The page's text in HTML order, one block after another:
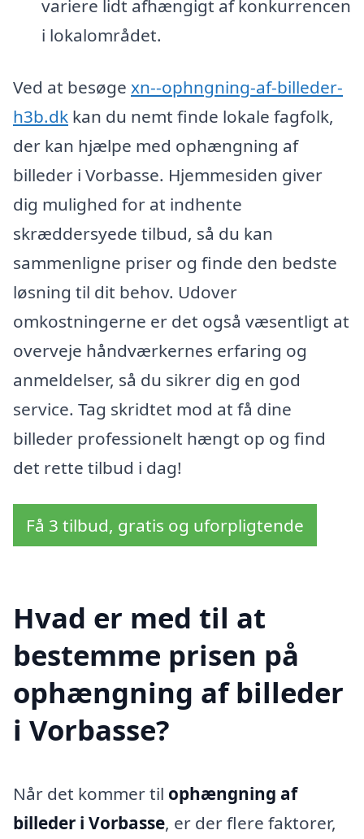
variere lidt afhængigt af konkurrencen
i lokalområdet.
Ved at besøge xn--ophngning-af-billeder-
h3b.dk kan du nemt finde lokale fagfolk,
der kan hjælpe med ophængning af
billeder i Vorbasse. Hjemmesiden giver
dig mulighed for at indhente
skræddersyede tilbud, så du kan
sammenligne priser og finde den bedste
løsning til dit behov. Udover
omkostningerne er det også væsentligt at
overveje håndværkernes erfaring og
anmeldelser, så du sikrer dig en god
service. Tag skridtet mod at få dine
billeder professionelt hængt op og find
det rette tilbud i dag!
Få 3 tilbud, gratis og uforpligtende
Hvad er med til at
bestemme prisen på
ophængning af billeder
i Vorbasse?
Når det kommer til ophængning af
billeder i Vorbasse, er der flere faktorer,